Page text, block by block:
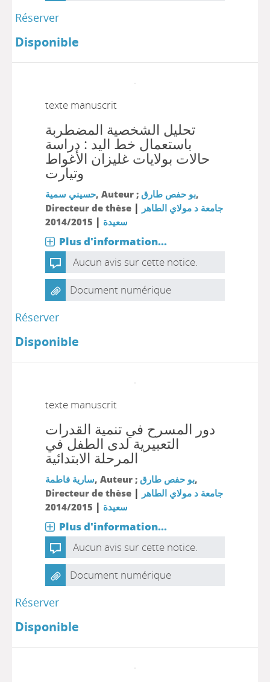
Réserver
Disponible
texte manuscrit
تحليل الشخصية المضطربة
باستعمال خط اليد : دراسة
حالات بولايات غليزان الأغواط
وتيارت
حسيني سمية, Auteur ; بو حفص طارق,
Directeur de thèse | جامعة د مولاي الطاهر
سعيدة |
2014/2015
Plus d'information...
Aucun avis sur cette notice.
Document numérique
Réserver
Disponible
texte manuscrit
دور المسرح في تنمية القدرات
التعبيرية لدى الطفل في
المرحلة الابتدائية
سارية فاطمة, Auteur ; بو حفص طارق,
Directeur de thèse | جامعة د مولاي الطاهر
سعيدة |
2014/2015
Plus d'information...
Aucun avis sur cette notice.
Document numérique
Réserver
Disponible